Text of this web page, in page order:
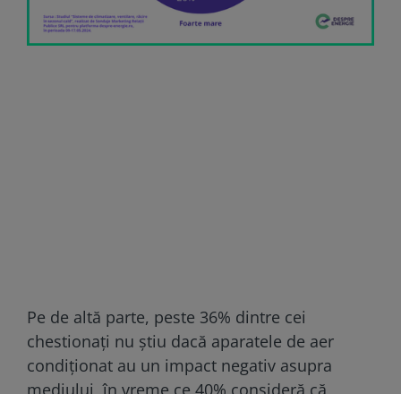
Pe de altă parte, peste 36% dintre cei
chestionați nu știu dacă aparatele de aer
condiționat au un impact negativ asupra
mediului, în vreme ce 40% consideră că